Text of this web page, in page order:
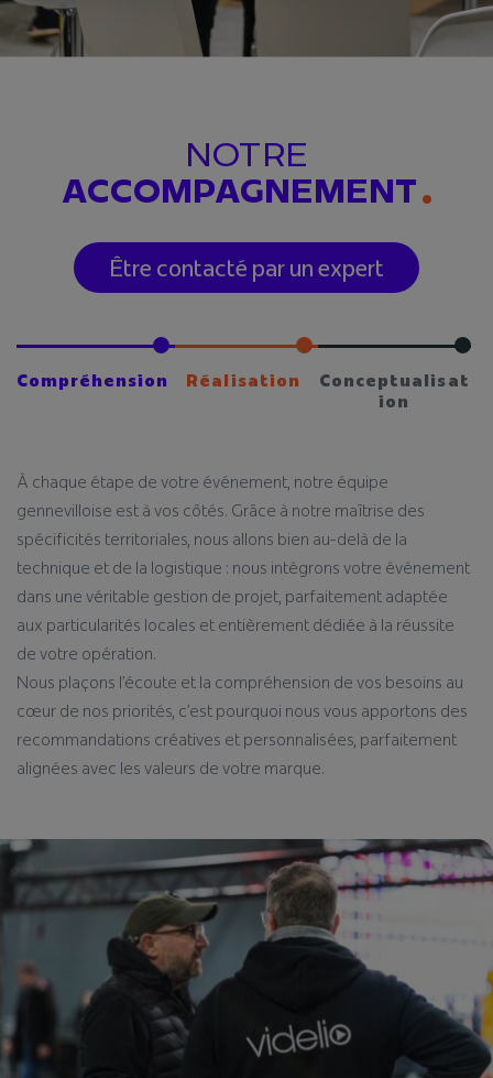
NOTRE
ACCOMPAGNEMENT
Être contacté par un expert
Compréhension Réalisation
Conceptualisat
ion
À chaque étape de votre événement, notre équipe
gennevilloise est à vos côtés. Grâce à notre maîtrise des
spécificités territoriales, nous allons bien au-delà de la
technique et de la logistique : nous intégrons votre événement
dans une véritable gestion de projet, parfaitement adaptée
aux particularités locales et entièrement dédiée à la réussite
de votre opération.
Nous plaçons l’écoute et la compréhension de vos besoins au
cœur de nos priorités, c’est pourquoi nous vous apportons des
recommandations créatives et personnalisées, parfaitement
alignées avec les valeurs de votre marque.